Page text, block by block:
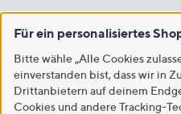
Für ein personalisiertes
Bitte wähle „Alle Cookies
einverstanden bist, dass wir in
Drittanbietern auf deinem
Cookies und andere Tracking-